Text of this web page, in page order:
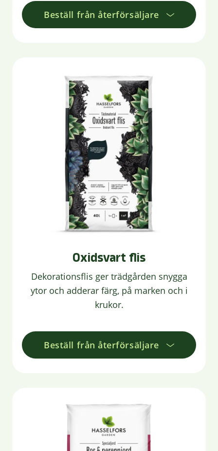
Beställ från återförsäljare
Oxidsvart flis
Dekorationsflis ger trädgården snygga
ytor och adderar färg, på marken och i
krukor.
Beställ från återförsäljare